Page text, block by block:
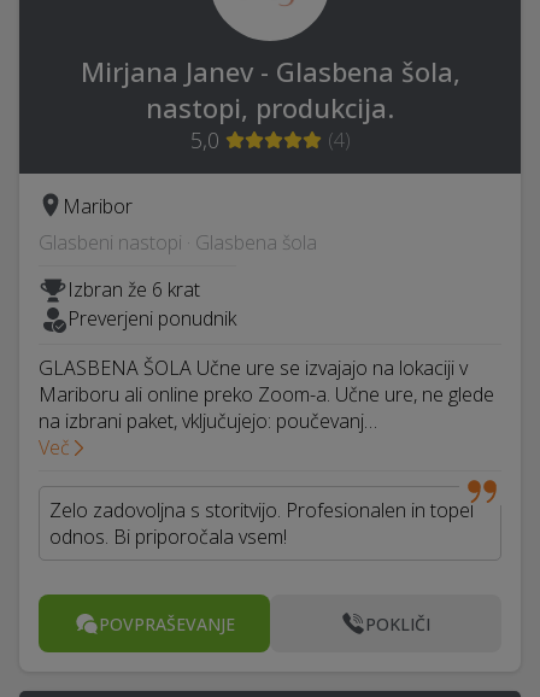
Mirjana Janev - Glasbena šola,
nastopi, produkcija.
5,0 (4)
Maribor
Glasbeni nastopi · Glasbena šola
Izbran že 6 krat
Preverjeni ponudnik
GLASBENA ŠOLA Učne ure se izvajajo na lokaciji v
Mariboru ali online preko Zoom-a. ​Učne ure, ne glede
na izbrani paket, vključujejo:​ poučevanj…
Več
Zelo zadovoljna s storitvijo. Profesionalen in topel
odnos. Bi priporočala vsem!
POVPRAŠEVANJE POKLIČI